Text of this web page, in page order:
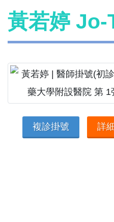
黃若婷
複診掛號 詳